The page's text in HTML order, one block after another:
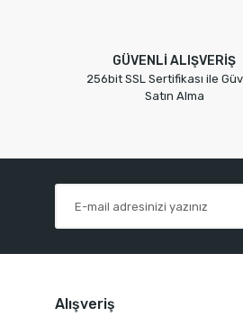
GÜVENLİ ALIŞVERİŞ
256bit SSL Sertifikası ile
Satın Alma
Alışveriş